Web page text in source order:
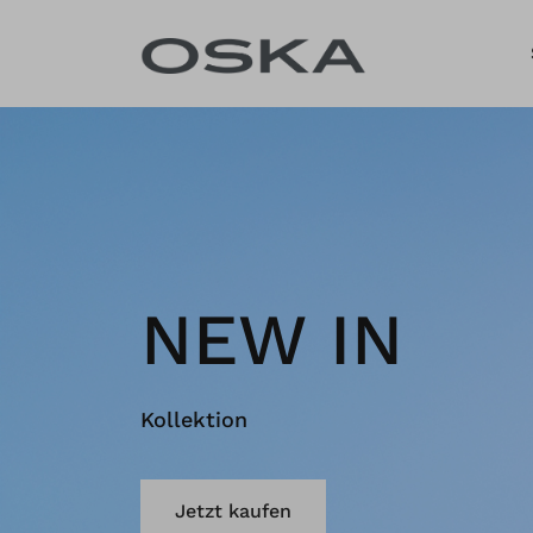
NEW IN
Kollektion
Jetzt kaufen